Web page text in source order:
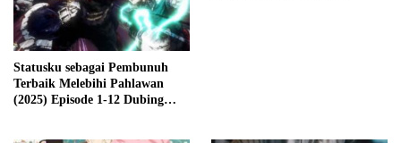
Statusku sebagai Pembunuh
Terbaik Melebihi Pahlawan
(2025) Episode 1-12 Dubing